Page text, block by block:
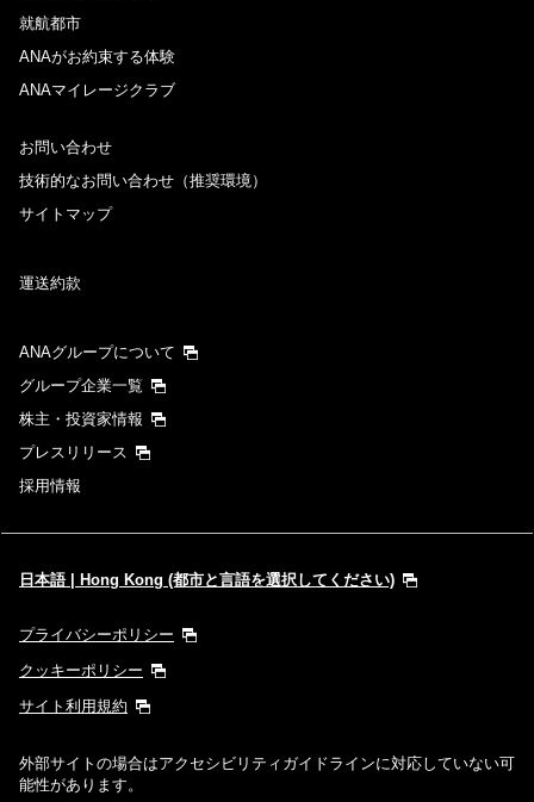
就航都市
ANAがお約束する体験
ANAマイレージクラブ
お問い合わせ
技術的なお問い合わせ（推奨環境）
サイトマップ
運送約款
ANAグループについて
グループ企業一覧
株主・投資家情報
プレスリリース
採用情報
日本語 | Hong Kong (都市と言語を選択してください)
プライバシーポリシー
クッキーポリシー
サイト利用規約
外部サイトの場合はアクセシビリティガイドラインに対応していない可
能性があります。